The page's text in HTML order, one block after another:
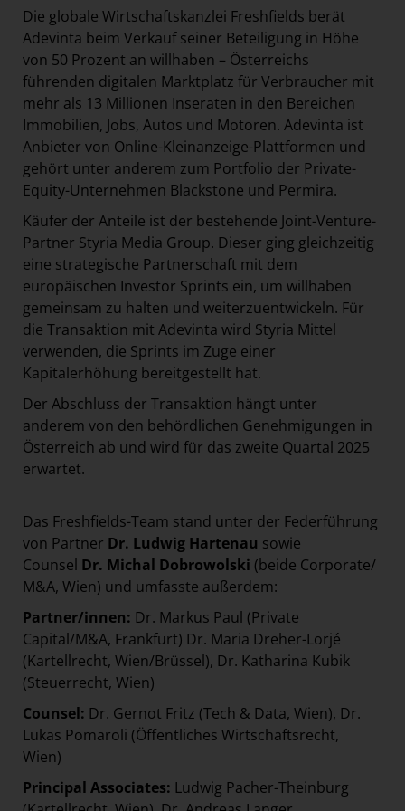
Österreichische Post AG
Paradies Garten
Raisin
section.d
Swiss Life Select
The Companion
The Hoxton
Unibail-Rodamco-Westfield
Vöslauer
NMK
MEDIA
KONTAKT
Die globale Wirtschaftskanzlei Freshfields berät
Adevinta beim Verkauf seiner Beteiligung in Höhe
von 50 Prozent an willhaben – Österreichs
führenden digitalen Marktplatz für Verbraucher mit
mehr als 13 Millionen Inseraten in den Bereichen
Immobilien, Jobs, Autos und Motoren. Adevinta ist
Anbieter von Online-Kleinanzeige-Plattformen und
gehört unter anderem zum Portfolio der Private-
Equity-Unternehmen Blackstone und Permira.
Käufer der Anteile ist der bestehende Joint-Venture-
Partner Styria Media Group. Dieser ging gleichzeitig
eine strategische Partnerschaft mit dem
europäischen Investor Sprints ein, um willhaben
gemeinsam zu halten und weiterzuentwickeln. Für
die Transaktion mit Adevinta wird Styria Mittel
verwenden, die Sprints im Zuge einer
Kapitalerhöhung bereitgestellt hat.
Der Abschluss der Transaktion hängt unter
anderem von den behördlichen Genehmigungen in
Österreich ab und wird für das zweite Quartal 2025
erwartet.
Das Freshfields-Team stand unter der Federführung
von Partner Dr. Ludwig Hartenau sowie
Counsel Dr. Michal Dobrowolski (beide Corporate/
M&A, Wien) und umfasste außerdem:
Partner/innen: Dr. Markus Paul (Private
Capital/M&A, Frankfurt) Dr. Maria Dreher-Lorjé
(Kartellrecht, Wien/Brüssel), Dr. Katharina Kubik
(Steuerrecht, Wien)
Counsel: Dr. Gernot Fritz (Tech & Data, Wien), Dr.
Lukas Pomaroli (Öffentliches Wirtschaftsrecht,
Wien)
Principal Associates: Ludwig Pacher-Theinburg